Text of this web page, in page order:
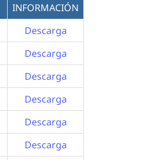
INFORMACIÓN
Descarga
Descarga
Descarga
Descarga
Descarga
Descarga